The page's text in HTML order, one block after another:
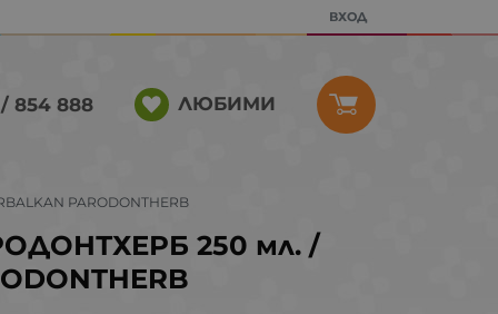
ВХОД
854 888 ЛЮБИМИ
PARODONTHERB
250 мл. /